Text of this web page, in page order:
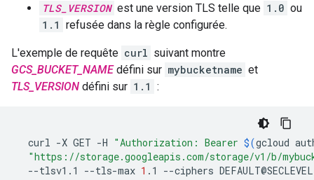
TLS_VERSION est une version TLS telle que 1.0 ou
1.1 refusée dans la règle configurée.
L'exemple de requête curl suivant montre
GCS_BUCKET_NAMEdéfini sur mybucketname et
TLS_VERSION défini sur 1.1 :
curl -X GET -H "Authorization: Bearer $(gcloud
"https://storage.googleapis.com/storage/v1/b/
--tlsv1.1
--tls-max 1 .1 --ciphers DEFAULT@SECLEVEL